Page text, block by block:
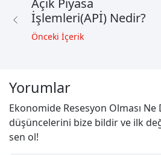
Açık Piyasa
İşlemleri(APİ) Nedir?
Önceki İçerik
Yorumlar
Ekonomide Resesyon Olması
düşüncelerini bize bildir ve ilk
sen ol!